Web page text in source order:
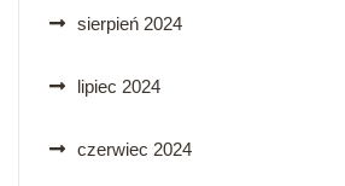
sierpień 2024
lipiec 2024
czerwiec 2024